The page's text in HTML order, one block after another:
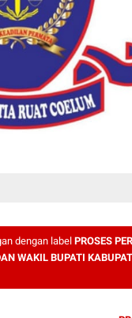
dengan label PROSES
WAKIL BUPATI